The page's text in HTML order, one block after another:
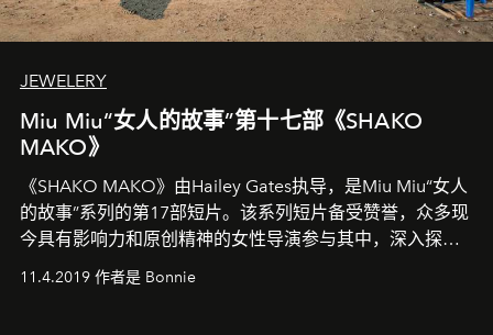
JEWELERY
Miu Miu“女人的故事”第十七部《SHAKO
MAKO》
《SHAKO MAKO》由Hailey Gates执导，是Miu Miu“女人
的故事”系列的第17部短片。该系列短片备受赞誉，众多现
今具有影响力和原创精神的女性导演参与其中，深入探索
21世纪的空虚浮华与女性本质。
11.4.2019 作者是 Bonnie